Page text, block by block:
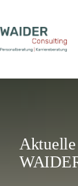
springen